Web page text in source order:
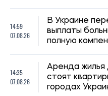
14:59
07.08.26
В Украине
выплаты
полную
14:35
07.08.26
Аренда жилья
стоят
городах